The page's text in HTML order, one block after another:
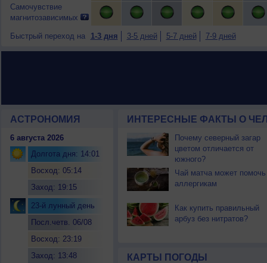
Самочувствие
магнитозависимых
Быстрый переход на 1-3 дня 3-5 дней 5-7 дней 7-9 дней
АСТРОНОМИЯ
6 августа 2026
Долгота дня: 14:01
Восход: 05:14
Заход: 19:15
23-й лунный день
Посл.четв. 06/08
Восход: 23:19
Заход: 13:48
ИНТЕРЕСНЫЕ ФАКТЫ О
Почему северный загар
цветом отличается от
южного?
Чай матча может помочь
аллергикам
Как купить правильный
арбуз без нитратов?
КАРТЫ ПОГОДЫ